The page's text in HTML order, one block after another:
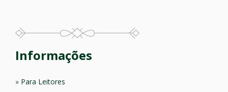
Informações
Para Leitores